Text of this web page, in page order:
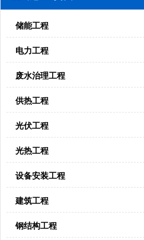
储能工程
电力工程
废水治理工程
供热工程
光伏工程
光热工程
设备安装工程
建筑工程
钢结构工程